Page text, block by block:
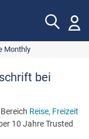
Monthly
bei
Reise, Freizeit
10 Jahre Trusted